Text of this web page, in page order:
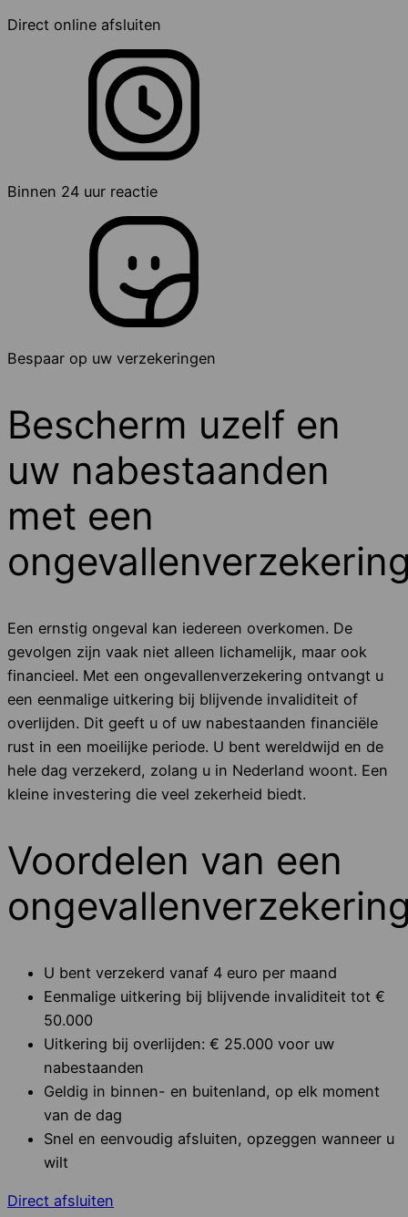
Direct online afsluiten
Binnen 24 uur reactie
Bespaar op uw verzekeringen
Bescherm uzelf en
uw nabestaanden
met een
Een ernstig ongeval kan iedereen overkomen. De
gevolgen zijn vaak niet alleen lichamelijk, maar ook
financieel. Met een ongevallenverzekering ontvangt u
een eenmalige uitkering bij blijvende invaliditeit of
overlijden. Dit geeft u of uw nabestaanden financiële
rust in een moeilijke periode. U bent wereldwijd en de
hele dag verzekerd, zolang u in Nederland woont. Een
kleine investering die veel zekerheid biedt.
Voordelen van een
U bent verzekerd vanaf 4 euro per maand
Eenmalige uitkering bij blijvende invaliditeit tot €
50.000
Uitkering bij overlijden: € 25.000 voor uw
nabestaanden
Geldig in binnen- en buitenland, op elk moment
van de dag
Snel en eenvoudig afsluiten, opzeggen wanneer u
wilt
Direct afsluiten